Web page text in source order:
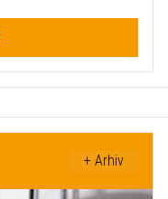
+ Arhiv